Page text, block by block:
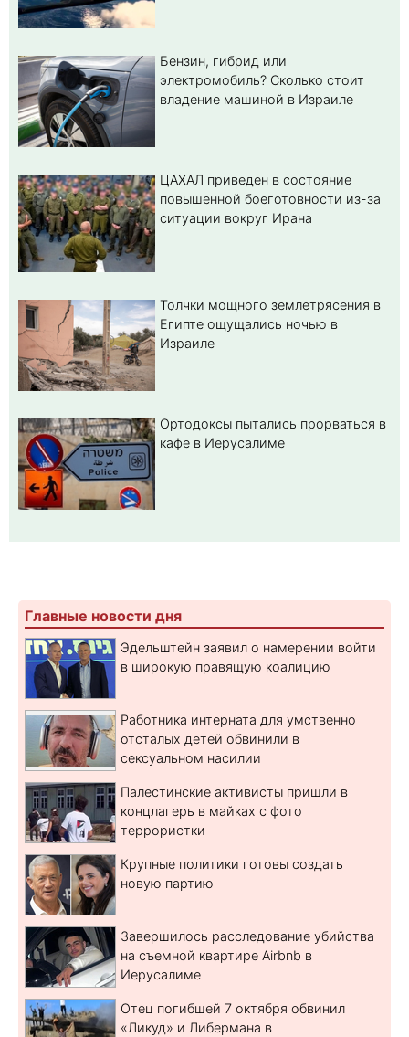
Бензин, гибрид или
электромобиль? Cколько стоит
владение машиной в Израиле
ЦАХАЛ приведен в состояние
повышенной боеготовности из-за
ситуации вокруг Ирана
Толчки мощного землетрясения в
Египте ощущались ночью в
Израиле
Ортодоксы пытались прорваться в
кафе в Иерусалиме
Главные новости дня
Эдельштейн заявил о намерении войти
в широкую правящую коалицию
Работника интерната для умственно
отсталых детей обвинили в
сексуальном насилии
Палестинские активисты пришли в
концлагерь в майках с фото
террористки
Крупные политики готовы создать
новую партию
Завершилось расследование убийства
на съемной квартире Airbnb в
Иерусалиме
Отец погибшей 7 октября обвинил
«Ликуд» и Либермана в